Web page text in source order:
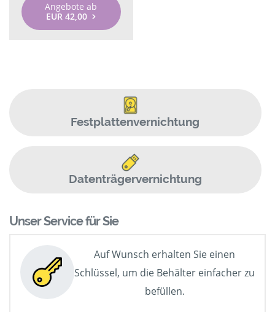
Angebote ab
EUR 42,00
Festplattenvernichtung
Datenträgervernichtung
Unser Service für Sie
Auf Wunsch erhalten Sie einen
Schlüssel, um die Behälter einfacher zu
befüllen.